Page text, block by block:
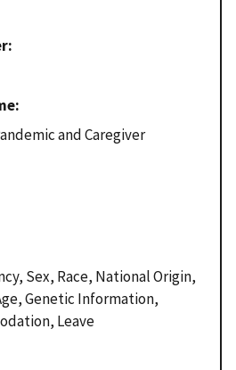
and Caregiver
Sex, Race, National Origin,
Genetic Information,
Leave